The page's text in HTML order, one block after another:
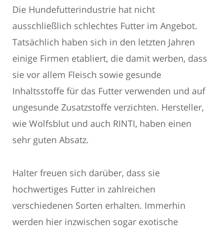
Die Hundefutterindustrie hat nicht
ausschließlich schlechtes Futter im Angebot.
Tatsächlich haben sich in den letzten Jahren
einige Firmen etabliert, die damit werben, dass
sie vor allem Fleisch sowie gesunde
Inhaltsstoffe für das Futter verwenden und auf
ungesunde Zusatzstoffe verzichten. Hersteller,
wie Wolfsblut und auch RINTI, haben einen
sehr guten Absatz.
Halter freuen sich darüber, dass sie
hochwertiges Futter in zahlreichen
verschiedenen Sorten erhalten. Immerhin
werden hier inzwischen sogar exotische